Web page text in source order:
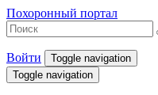
Похоронный портал
Войти
Toggle navigation
Toggle navigation